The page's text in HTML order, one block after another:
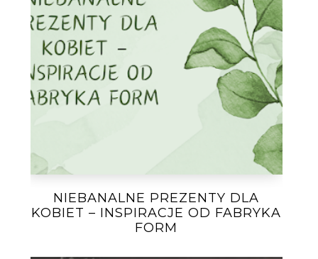
NIEBANALNE PREZENTY DLA
KOBIET – INSPIRACJE OD FABRYKA
FORM